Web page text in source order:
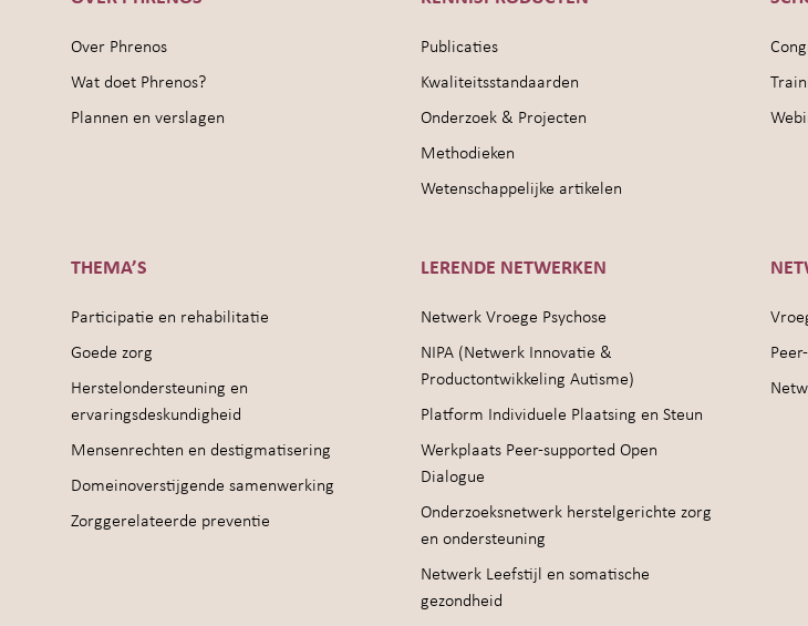
Over Phrenos
Wat doet Phrenos?
Plannen en verslagen
Publicaties
Kwaliteitsstandaarden
Onderzoek & Projecten
Methodieken
Wetenschappelijke artikelen
THEMA’S
Participatie en rehabilitatie
Goede zorg
Herstelondersteuning en
ervaringsdeskundigheid
Mensenrechten en destigmatisering
Domeinoverstijgende samenwerking
Zorggerelateerde preventie
LERENDE NETWERKEN
Netwerk Vroege Psychose
NIPA (Netwerk Innovatie &
Productontwikkeling Autisme)
Platform Individuele Plaatsing en Steun
Werkplaats Peer-supported Open
Dialogue
Onderzoeksnetwerk herstelgerichte zorg
en ondersteuning
Netwerk Leefstijl en somatische
gezondheid